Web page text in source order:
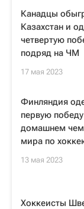
Канадцы
Казахстан и
четвертую
подряд на ЧМ
17 мая 2023
Финляндия
первую
домашнем
мира по
13 мая 2023
Хоккеисты